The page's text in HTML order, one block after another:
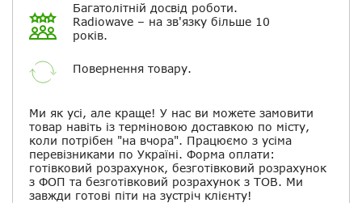
Багатолітній досвід роботи.
Radiowave – на зв'язку більше 10
років.
Повернення товару.
Ми як усі, але краще! У нас ви можете замовити
товар навіть із терміновою доставкою по місту,
коли потрібен "на вчора". Працюємо з усіма
перевізниками по Україні. Форма оплати:
готівковий розрахунок, безготівковий розрахунок
з ФОП та безготівковий розрахунок з ТОВ. Ми
завжди готові піти на зустріч клієнту!